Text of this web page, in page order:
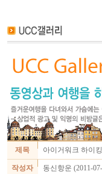
제목 아이거워크 하이
작성자 동신항운 (2011-